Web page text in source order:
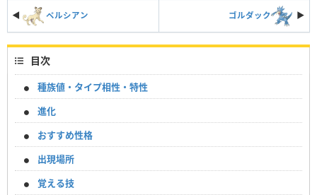
◀ ペルシアン ゴルダック ▶︎
目次
種族値・タイプ相性・特性
進化
おすすめ性格
出現場所
覚える技